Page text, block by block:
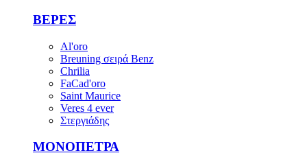
ΒΕΡΕΣ
Al'oro
Breuning σειρά Benz
Chrilia
FaCad'oro
Saint Maurice
Veres 4 ever
Στεργιάδης
ΜΟΝΟΠΕΤΡΑ